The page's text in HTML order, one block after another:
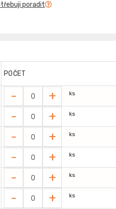
poradit
POČET
- + ks
- + ks
- + ks
- + ks
- + ks
- + ks